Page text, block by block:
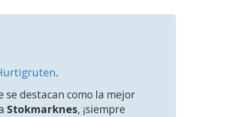
.
se destacan como la mejor
Stokmarknes, ¡siempre